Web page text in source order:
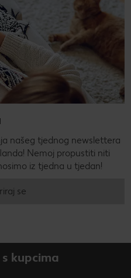
našeg tjednog newslettera
Nemoj propustiti niti
iz tjedna u tjedan!
se
kupcima